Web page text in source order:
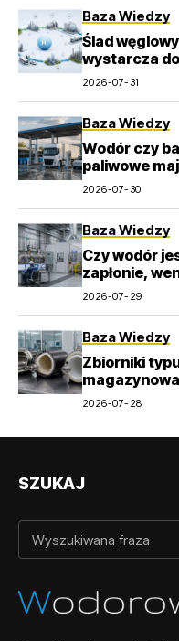
Baza Wiedzy
Ślad
wystarcza
2026-07-31
Baza Wiedzy
Wodór czy
paliwowe
transporcie
2026-07-30
Baza Wiedzy
Czy wodór
zapłonie,
2026-07-29
Baza Wiedzy
Zbiorniki
ciśnieniem?
2026-07-28
SZUKAJ